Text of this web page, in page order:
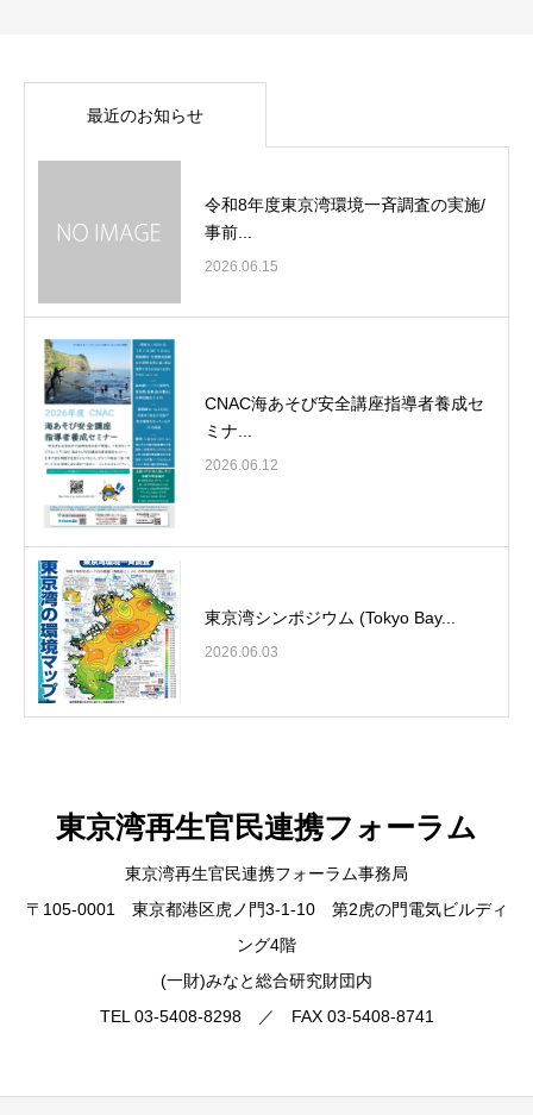
最近のお知らせ
令和8年度東京湾環境一斉調査の実施/
事前...
2026.06.15
CNAC海あそび安全講座指導者養成セ
ミナ...
2026.06.12
東京湾シンポジウム (Tokyo Bay...
2026.06.03
東京湾再生官民連携フォーラム
東京湾再生官民連携フォーラム事務局
〒105-0001 東京都港区虎ノ門3-1-10 第2虎の門電気ビルディ
ング4階
(一財)みなと総合研究財団内
TEL 03-5408-8298 ／ FAX 03-5408-8741